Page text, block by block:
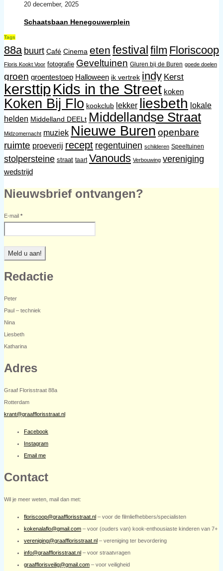
20 december, 2025
Schaatsbaan Henegouwerplein
Tags
88a buurt Café Cinema eten festival film Floriscoop
Floris Kookt Voor fotografie Geveltuinen Gluren bij de Buren goede doelen
groen groentestoep Halloween ik vertrek indy Kerst
kersttip Kids in the Street koken
Koken Bij Flo kookclub lekker liesbeth lokale
helden Middelland DEELt Middellandse Straat
Midzomernacht muziek Nieuwe Buren openbare
ruimte proeverij recept regentuinen schilderen Speeltuinen
stolpersteine straat taart Vanouds Verbouwing vereniging
wedstrijd
Nieuwsbrief ontvangen?
E-mail *
Redactie
Peter
Paul – techniek
Nina
Liesbeth
Katharina
Adres
Graaf Florisstraat 88a
Rotterdam
krant@graafflorisstraat.nl
Facebook
Instagram
Email me
Contact
Wil je meer weten, mail dan met:
floriscoop@graafflorisstraat.nl – voor de filmliefhebbers/specialisten
kokenalaflo@gmail.com – voor (ouders van) kook-enthousiaste kinderen van 7+
vereniging@graafflorisstraat.nl – vereniging ter bevordering
info@graafflorisstraat.nl – voor straatvragen
graafflorisveilig@gmail.com – voor veiligheid